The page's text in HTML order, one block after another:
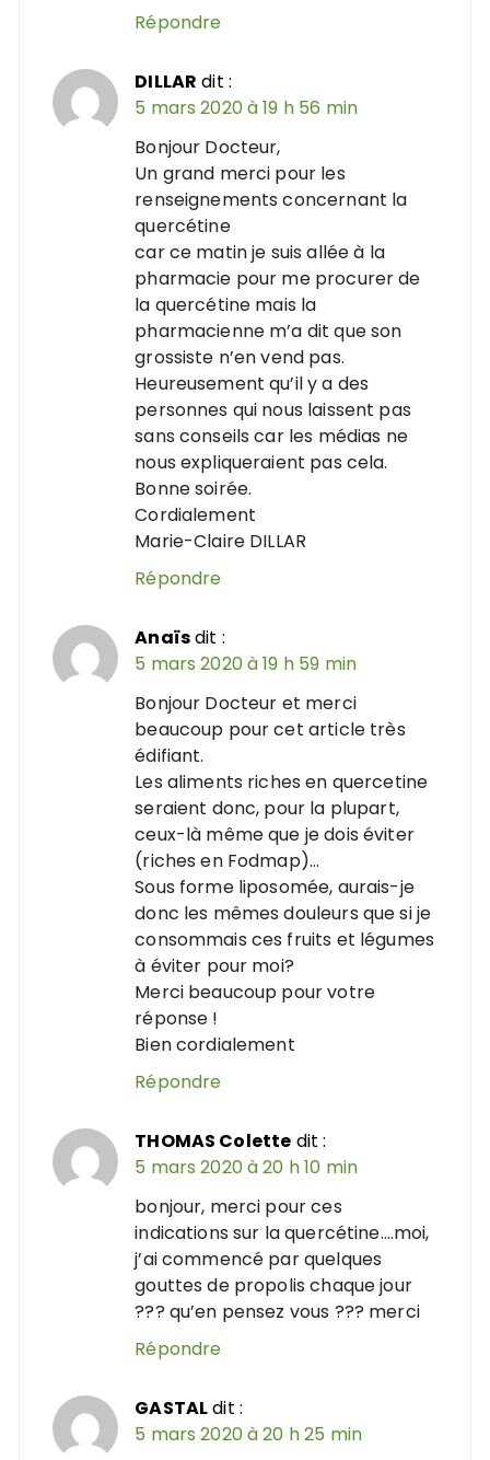
Répondre
DILLAR dit :
5 mars 2020 à 19 h 56 min
Bonjour Docteur,
Un grand merci pour les
renseignements concernant la
quercétine
car ce matin je suis allée à la
pharmacie pour me procurer de
la quercétine mais la
pharmacienne m’a dit que son
grossiste n’en vend pas.
Heureusement qu’il y a des
personnes qui nous laissent pas
sans conseils car les médias ne
nous expliqueraient pas cela.
Bonne soirée.
Cordialement
Marie-Claire DILLAR
Répondre
Anaïsdit :
5 mars 2020 à 19 h 59 min
Bonjour Docteur et merci
beaucoup pour cet article très
édifiant.
Les aliments riches en quercetine
seraient donc, pour la plupart,
ceux-là même que je dois éviter
(riches en Fodmap)…
Sous forme liposomée, aurais-je
donc les mêmes douleurs que si je
consommais ces fruits et légumes
à éviter pour moi?
Merci beaucoup pour votre
réponse !
Bien cordialement
Répondre
THOMAS Colette dit :
5 mars 2020 à 20 h 10 min
bonjour, merci pour ces
indications sur la quercétine….moi,
j’ai commencé par quelques
gouttes de propolis chaque jour
??? qu’en pensez vous ??? merci
Répondre
GASTALdit :
5 mars 2020 à 20 h 25 min